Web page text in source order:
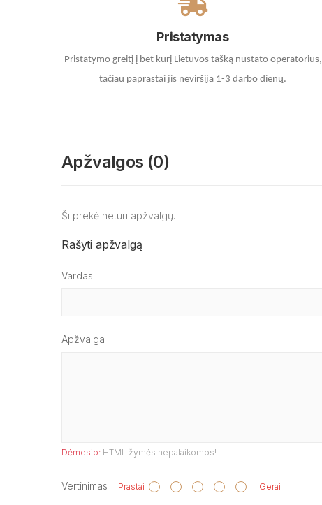
Pristatymas
Pristatymo greitį į bet kurį Lietuvos tašką nustato operatorius,
tačiau paprastai jis neviršija 1-3 darbo dienų.
Apžvalgos (0)
Ši prekė neturi apžvalgų.
Rašyti apžvalgą
Vardas
Apžvalga
Dėmesio: HTML žymės nepalaikomos!
Vertinimas Prastai Gerai